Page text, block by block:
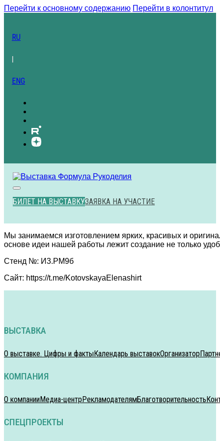
Перейти к основному содержанию Перейти в колонтитул
RU
ENG
БИЛЕТ НА ВЫСТАВКУЗАЯВКА НА УЧАСТИЕ
Мы занимаемся изготовлением ярких, красивых и
основе идеи нашей работы лежит создание не только
Стенд №: И3.РМ9б
Сайт: https://t.me/KotovskayaElenashirt
ВЫСТАВКА
О выставке. Цифры и фактыКалендарь выставокОрганизатор
КОМПАНИЯ
О компанииМедиа-центрРекламодателямБлаготворительность
СПЕЦПРОЕКТЫ